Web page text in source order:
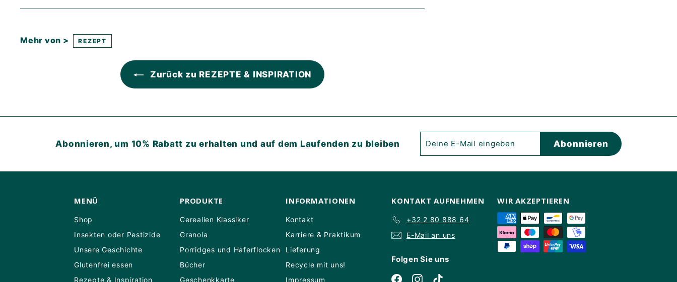
Mehr von > REZEPT
Zurück zu REZEPTE & INSPIRATION
Abonnieren, um 10% Rabatt zu erhalten und auf dem Laufenden zu bleiben Abonnieren
MENÜ
Shop
Insekten oder Pestizide
Unsere Geschichte
Glutenfrei essen
Rezepte & Inspiration
PRODUKTE
Cerealien Klassiker
Granola
Porridges und Haferflocken
Bücher
Geschenkkarte
INFORMATIONEN
Kontakt
Karriere & Praktikum
Lieferung
Recycle mit uns!
Impressum
KONTAKT AUFNEHMEN
+32 2 80 888 64
E-Mail an uns
Folgen Sie uns
FacebookInstagram
TikTok
WIR AKZEPTIEREN